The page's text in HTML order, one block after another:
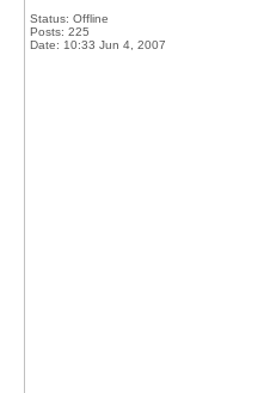
Status: Offline
Posts: 225
Date: 10:33 Jun 4, 2007